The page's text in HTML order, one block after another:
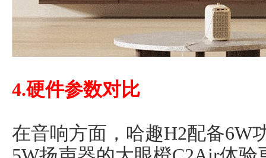
4.硬件参数对比
在音响方面，哈趣H2配备6W